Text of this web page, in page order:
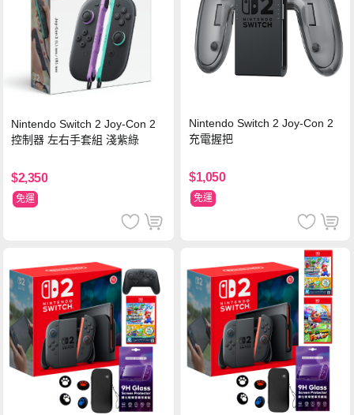
Nintendo Switch 2 Joy-Con 2
控制器 左右手套組 淺紫綠
$2,350
免運
Nintendo Switch 2 Joy-Con 2
充電握把
$1,050
免運